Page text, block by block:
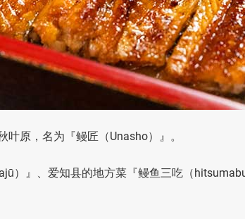
原，名为『鳗匠（Unasho）』。
）』、爱知县的地方菜『鳗鱼三吃（